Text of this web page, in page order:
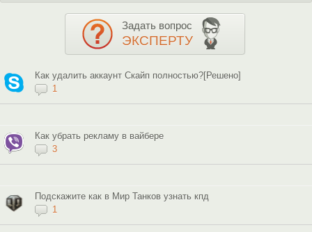
Задать вопрос
ЭКСПЕРТУ
Как удалить аккаунт Скайп полностью?[Решено]
1
Как убрать рекламу в вайбере
3
Подскажите как в Мир Танков узнать кпд
1